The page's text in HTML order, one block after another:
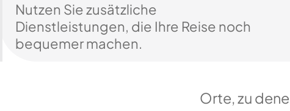
Nutzen Sie zusätzliche
Dienstleistungen, die Ihre Reise noch
bequemer machen.
Orte, zu